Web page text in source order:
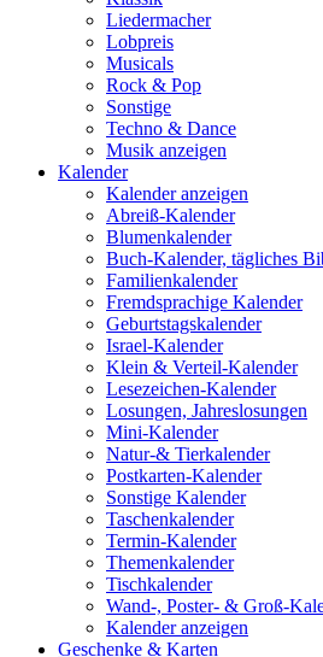
Liedermacher
Lobpreis
Musicals
Rock & Pop
Sonstige
Techno & Dance
Musik anzeigen
Kalender
Kalender anzeigen
Abreiß-Kalender
Blumenkalender
Buch-Kalender, tägliches
Familienkalender
Fremdsprachige Kalender
Geburtstagskalender
Israel-Kalender
Klein & Verteil-Kalender
Lesezeichen-Kalender
Losungen, Jahreslosungen
Mini-Kalender
Natur-& Tierkalender
Postkarten-Kalender
Sonstige Kalender
Taschenkalender
Termin-Kalender
Themenkalender
Tischkalender
Wand-, Poster- & Groß-
Kalender anzeigen
Geschenke & Karten